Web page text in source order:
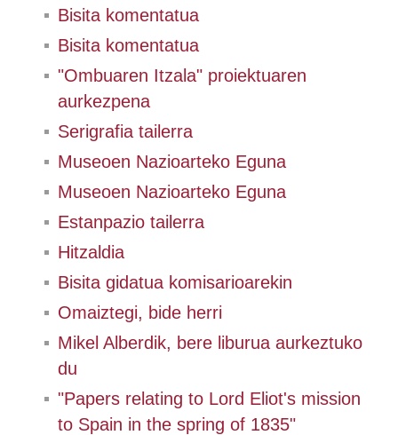
Bisita komentatua
Bisita komentatua
"Ombuaren Itzala" proiektuaren
aurkezpena
Serigrafia tailerra
Museoen Nazioarteko Eguna
Museoen Nazioarteko Eguna
Estanpazio tailerra
Hitzaldia
Bisita gidatua komisarioarekin
Omaiztegi, bide herri
Mikel Alberdik, bere liburua aurkeztuko
du
"Papers relating to Lord Eliot's mission
to Spain in the spring of 1835"